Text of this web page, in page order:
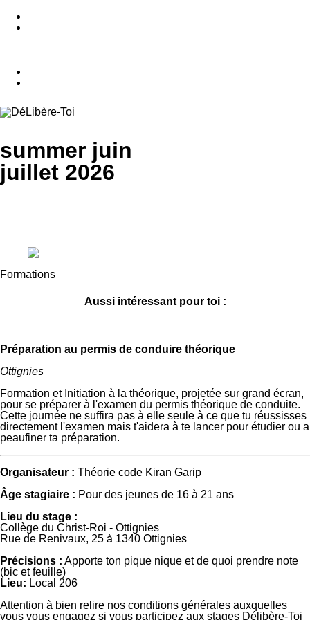
summer juin
juillet 2026
Formations
Aussi intéressant pour toi :
Préparation au permis de conduire théorique
Ottignies
Formation et Initiation à la théorique, projetée sur grand écran,
pour se préparer à l'examen du permis théorique de conduite.
Cette journée ne suffira pas à elle seule à ce que tu réussisses
directement l'examen mais t'aidera à te lancer pour étudier ou a
peaufiner ta préparation.
Organisateur : Théorie code Kiran Garip
Âge stagiaire : Pour des jeunes de 16 à 21 ans
Lieu du stage :
Collège du Christ-Roi - Ottignies
Rue de Renivaux, 25 à 1340 Ottignies
Précisions : Apporte ton pique nique et de quoi prendre note
(bic et feuille)
Lieu: Local 206
Attention à bien relire nos conditions générales auxquelles
vous vous engagez si vous participez aux stages Délibère-Toi